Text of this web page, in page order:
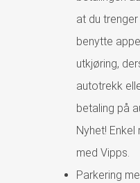
at du
benytte
utkjøring,
autotrekk
betaling på
Nyhet!
med Vipps.
Parkering